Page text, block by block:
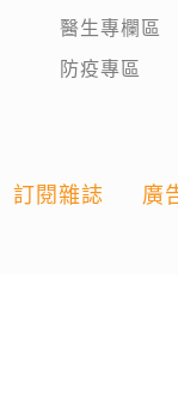
醫生專欄區
防疫專區
訂閱雜誌 廣